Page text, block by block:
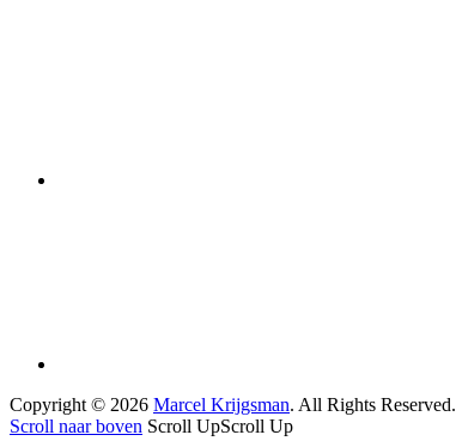
Copyright © 2026 Marcel Krijgsman. All Rights Reserved.
Scroll naar boven Scroll UpScroll Up